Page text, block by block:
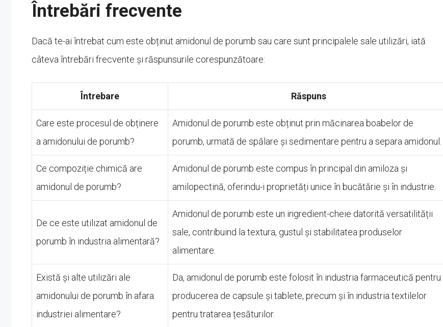
Întrebări frecvente
Dacă te-ai întrebat cum este obținut amidonul de porumb sau care sunt principalele sale utilizări, iată
câteva întrebări frecvente și răspunsurile corespunzătoare:
Întrebare Răspuns
Care este procesul de obținere
a amidonului de porumb?
Amidonul de porumb este obținut prin măcinarea boabelor de
porumb, urmată de spălare și sedimentare pentru a separa amidonul.
Ce compoziție chimică are
amidonul de porumb?
Amidonul de porumb este compus în principal din amiloza și
amilopectină, oferindu-i proprietăți unice în bucătărie și în industrie.
De ce este utilizat amidonul de
porumb în industria alimentară?
Amidonul de porumb este un ingredient-cheie datorită versatilității
sale, contribuind la textura, gustul și stabilitatea produselor
alimentare.
Există și alte utilizări ale
amidonului de porumb în afara
industriei alimentare?
Da, amidonul de porumb este folosit în industria farmaceutică pentru
producerea de capsule și tablete, precum și în industria textilelor
pentru tratarea țesăturilor.